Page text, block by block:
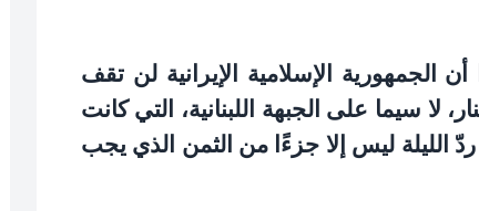
الجمهورية الإسلامية الإيرانية لن تقف
لا سيما على الجبهة اللبنانية، التي كانت
ردّ الليلة ليس إلا جزءًا من الثمن الذي يجب